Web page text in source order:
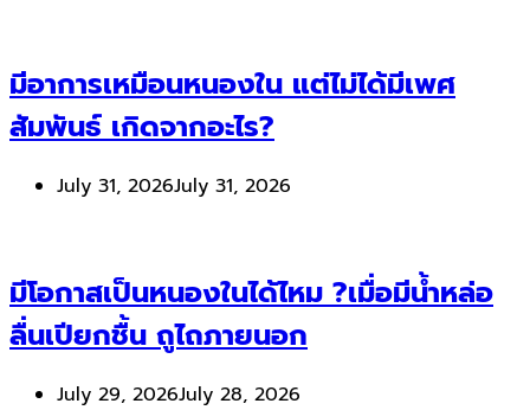
มีอาการเหมือนหนองใน แต่ไม่ได้มีเพศ
สัมพันธ์ เกิดจากอะไร?
July 31, 2026July 31, 2026
มีโอกาสเป็นหนองในได้ไหม ?เมื่อมีน้ำหล่อ
ลื่นเปียกชื้น ถูไถภายนอก
July 29, 2026July 28, 2026